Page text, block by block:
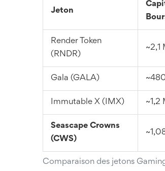
Comparaison des jetons
Jeton
Render Token
(RNDR)
~2,1
Gala (GALA)
Immutable X (IMX) ~1,2
Seascape Crowns
(CWS)